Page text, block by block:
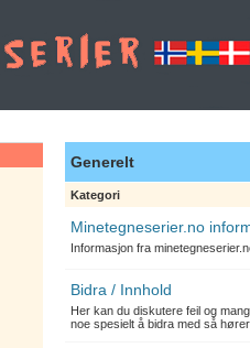
Generelt
Kategori
Minetegneserier.no
Informasjon fra
Bidra / Innhold
Her kan du diskutere feil og
noe spesielt å bidra med så